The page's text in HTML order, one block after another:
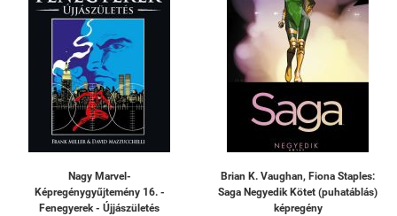
Nagy Marvel-
Képregénygyűjtemény 16. -
Fenegyerek - Újjászületés
Brian K. Vaughan, Fiona Staples:
Saga Negyedik Kötet (puhatáblás)
képregény